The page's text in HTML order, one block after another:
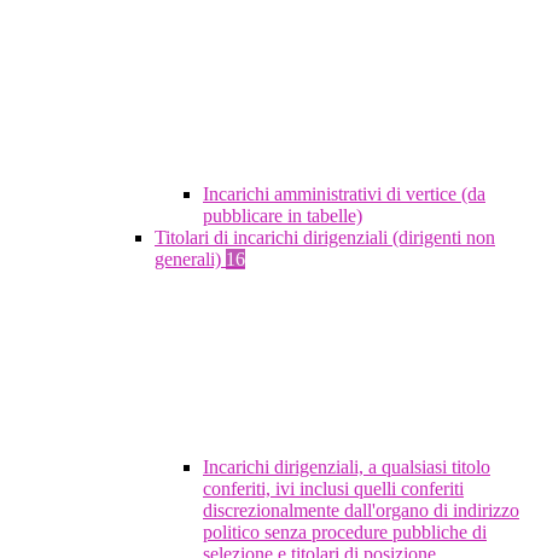
Incarichi amministrativi di vertice (da
pubblicare in tabelle)
Titolari di incarichi dirigenziali (dirigenti non
generali) 16
Incarichi dirigenziali, a qualsiasi titolo
conferiti, ivi inclusi quelli conferiti
discrezionalmente dall'organo di indirizzo
politico senza procedure pubbliche di